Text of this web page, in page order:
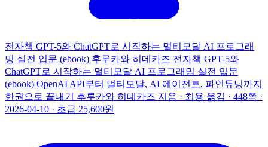
전자책 GPT-5와 ChatGPT로 시작하는 멀티모달 AI 프로그래
밍 실전 입문 (ebook) 후루카와 히데카즈 전자책 GPT-5와
ChatGPT로 시작하는 멀티모달 AI 프로그래밍 실전 입문
(ebook) OpenAI API부터 멀티모달, AI 에이전트, 파인튜닝까지
한권으로 끝내기
후루카와 히데카즈 지음 · 최용 옮김 · 448쪽 ·
2026-04-10 · 초급 25,600원